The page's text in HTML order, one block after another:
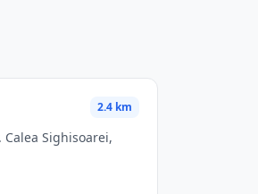
2.4 km